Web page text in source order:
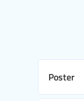
Poster